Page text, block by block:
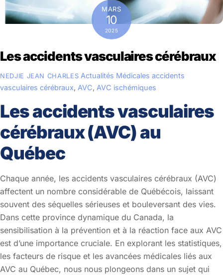
MARS
10
2025
Les accidents vasculaires cérébraux
NEDJIE JEAN CHARLES Actualités Médicales accidents
vasculaires cérébraux, AVC, AVC ischémiques
Les accidents vasculaires
cérébraux (AVC) au
Québec
Chaque année, les accidents vasculaires cérébraux (AVC)
affectent un nombre considérable de Québécois, laissant
souvent des séquelles sérieuses et bouleversant des vies.
Dans cette province dynamique du Canada, la
sensibilisation à la prévention et à la réaction face aux AVC
est d’une importance cruciale. En explorant les statistiques,
les facteurs de risque et les avancées médicales liés aux
AVC au Québec, nous nous plongeons dans un sujet qui